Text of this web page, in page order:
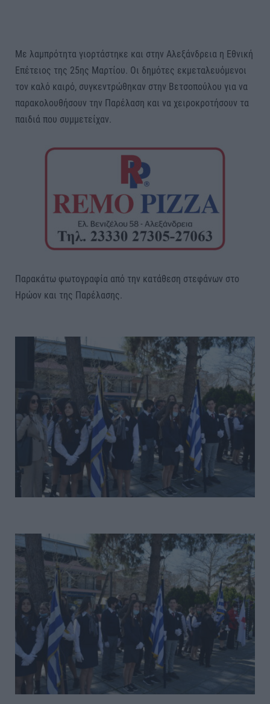
Με λαμπρότητα γιορτάστηκε και στην Αλεξάνδρεια η Εθνική
Επέτειος της 25ης Μαρτίου. Οι δημότες εκμεταλευόμενοι
τον καλό καιρό, συγκεντρώθηκαν στην Βετσοπούλου για να
παρακολουθήσουν την Παρέλαση και να χειροκροτήσουν τα
παιδιά που συμμετείχαν.
Παρακάτω φωτογραφία από την κατάθεση στεφάνων στο
Ηρώον και της Παρέλασης.